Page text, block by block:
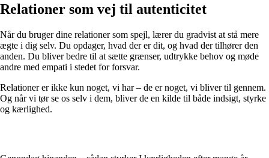
Relationer som vej til autenticitet
Når du bruger dine relationer som spejl, lærer du gradvist at stå mere
ægte i dig selv. Du opdager, hvad der er dit, og hvad der tilhører den
anden. Du bliver bedre til at sætte grænser, udtrykke behov og møde
andre med empati i stedet for forsvar.
Relationer er ikke kun noget, vi har – de er noget, vi bliver til gennem.
Og når vi tør se os selv i dem, bliver de en kilde til både indsigt, styrke
og kærlighed.